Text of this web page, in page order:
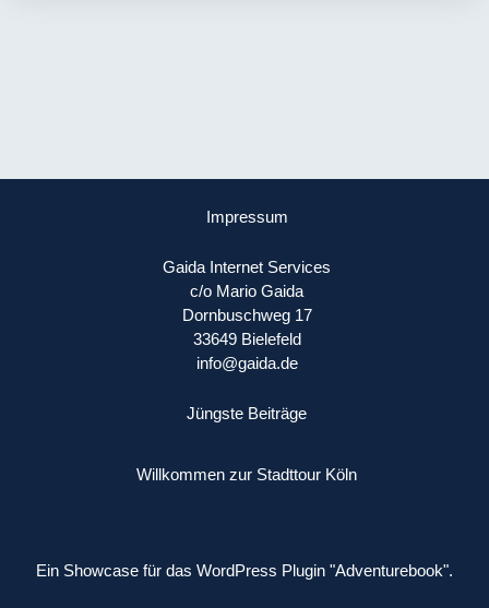
Impressum
Gaida Internet Services
c/o Mario Gaida
Dornbuschweg 17
33649 Bielefeld
info@gaida.de
Jüngste Beiträge
Willkommen zur Stadttour Köln
Ein Showcase für das WordPress Plugin "Adventurebook".